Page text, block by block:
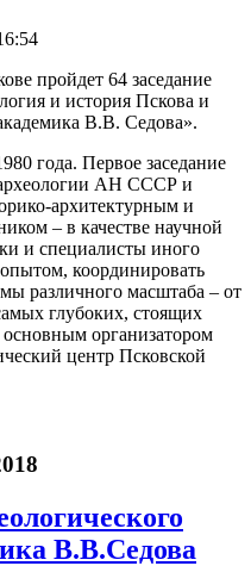
пройдет 64 заседание
и история Пскова и
В.В. Седова».
года. Первое заседание
АН СССР и
архитектурным и
– в качестве научной
и специалисты иного
координировать
различного масштаба – от
глубоких, стоящих
организатором
центр Псковской
В.В.Седова